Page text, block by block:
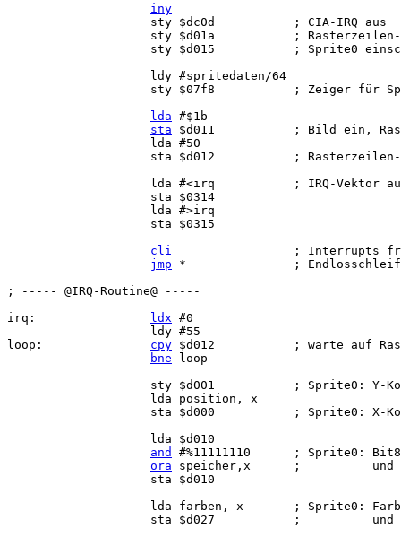
iny
                    sty $dc0d           ; CIA-IRQ aus
sty $d01a           ;
sty $d015           ; Sprite0
                    ldy #spritedaten/64
sty $07f8           ; Zeiger für
lda #$1b
sta $d011           ; Bild ein,
                    lda #50
sta $d012           ;
lda #<irq           ; IRQ-Vektor
                    sta $0314
                    lda #>irq
                    sta $0315
cli
; Interrupts
jmp *               ; Endlosschleife
; ----- @IRQ-Routine@ -----
irq:
ldx #0
                    ldy #55
loop: cpy $d012           ; warte auf
bne loop
sty $d001           ; Sprite0: Y-
                    lda position, x
sta $d000           ; Sprite0: X-
                    lda $d010
and
#%11111110      ; Sprite0:
ora speicher,x      ;          und je
                    sta $d010
lda farben, x       ; Sprite0:
sta $d027           ;          und